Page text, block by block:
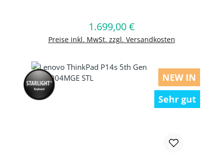
Regulärer Preis:
1.699,00 €
Preise inkl. MwSt. zzgl. Versandkosten
In den Warenkorb
NEW IN
Sehr gut